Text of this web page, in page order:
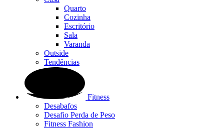
Quarto
Cozinha
Escritório
Sala
Varanda
Outside
Tendências
Fitness
Desabafos
Desafio Perda de Peso
Fitness Fashion